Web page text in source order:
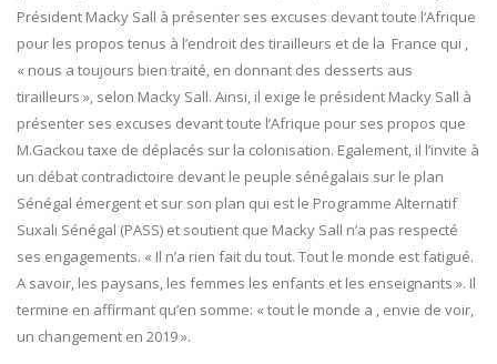
Président Macky Sall à présenter ses excuses devant toute l‘Afrique
pour les propos tenus à l’endroit des tirailleurs et de la France qui ,
« nous a toujours bien traité, en donnant des desserts aus
tirailleurs », selon Macky Sall. Ainsi, il exige le président Macky Sall à
présenter ses excuses devant toute l’Afrique pour ses propos que
M.Gackou taxe de déplacés sur la colonisation. Egalement, il l’invite à
un débat contradictoire devant le peuple sénégalais sur le plan
Sénégal émergent et sur son plan qui est le Programme Alternatif
Suxali Sénégal (PASS) et soutient que Macky Sall n’a pas respecté
ses engagements. « Il n’a rien fait du tout. Tout le monde est fatigué.
A savoir, les paysans, les femmes les enfants et les enseignants ». Il
termine en affirmant qu’en somme: « tout le monde a , envie de voir,
un changement en 2019 ».